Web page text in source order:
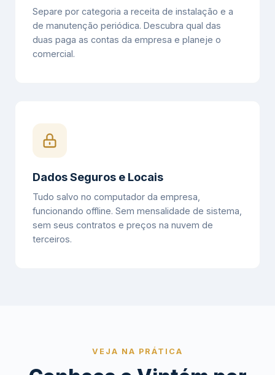
Separe por categoria a receita de instalação e a
de manutenção periódica. Descubra qual das
duas paga as contas da empresa e planeje o
comercial.
Dados Seguros e Locais
Tudo salvo no computador da empresa,
funcionando offline. Sem mensalidade de sistema,
sem seus contratos e preços na nuvem de
terceiros.
VEJA NA PRÁTICA